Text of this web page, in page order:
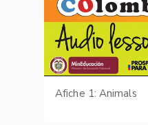
Afiche 1: Animals